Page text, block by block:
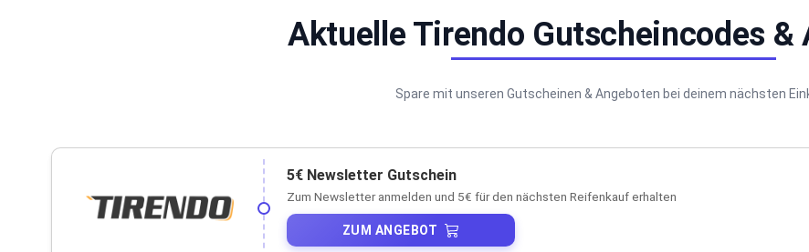
Aktuelle Tirendo Gutscheincodes &
Spare mit unseren Gutscheinen & Angeboten bei deinem nächsten
5€ Newsletter Gutschein
Zum Newsletter anmelden und 5€ für den nächsten Reifenkauf erhalten
ZUM ANGEBOT